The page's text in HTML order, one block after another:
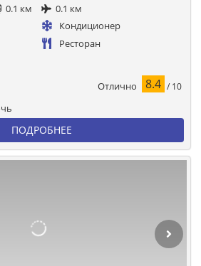
0.1 км
0.1 км
Кондиционер
Ресторан
Отлично 8.4 / 10
ПОДРОБНЕЕ